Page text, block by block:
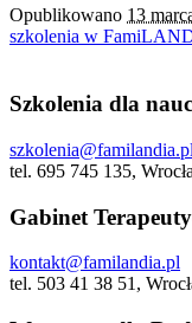
Opublikowano 13
szkolenia w
Szkolenia dla
szkolenia@familandia.pl
tel. 695 745 135,
Gabinet
kontakt@familandia.pl
tel. 503 41 38 51,